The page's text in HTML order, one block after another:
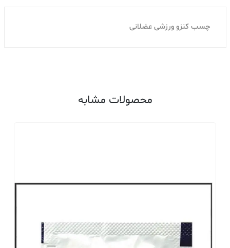
چسب کنزو ورزشی عضلانی
محصولات مشابه